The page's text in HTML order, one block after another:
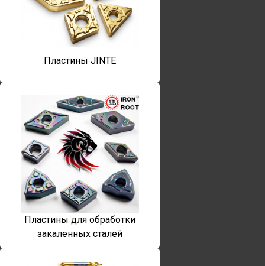
Пластины JINTE
Пластины для обработки
закаленных сталей